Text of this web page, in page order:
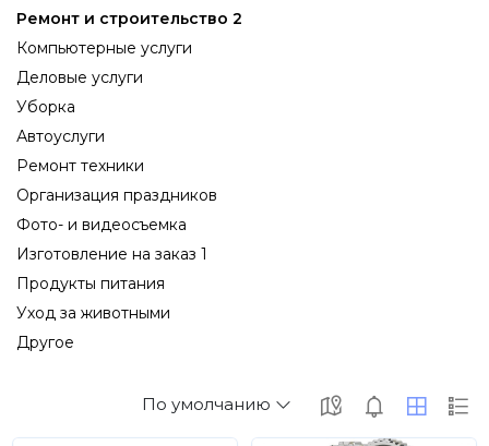
Ремонт и строительство 2
Компьютерные услуги
Деловые услуги
Уборка
Автоуслуги
Ремонт техники
Организация праздников
Фото- и видеосъемка
Изготовление на заказ 1
Продукты питания
Уход за животными
Другое
По умолчанию